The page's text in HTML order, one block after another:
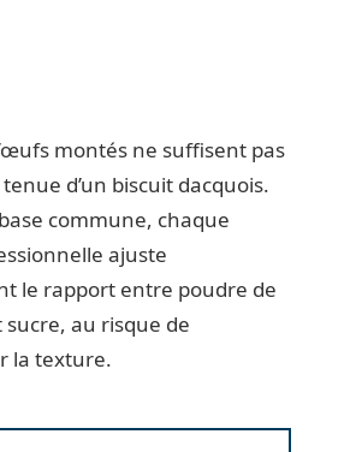
montés ne suffisent pas
d’un biscuit dacquois.
commune, chaque
ajuste
le rapport entre poudre de
sucre, au risque de
la texture.